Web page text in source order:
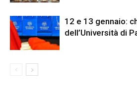
12 e 13 gennaio:
dell’Università di